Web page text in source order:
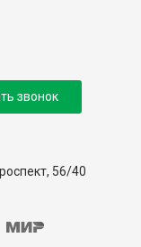
56/40
звонок